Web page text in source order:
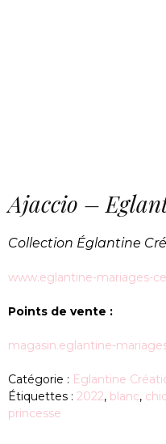
Ajaccio –
Collection Églantine
www.eglantine-mariages-
Points de vente :
magasin.eglantine-
Catégorie : Eglantine
Étiquettes : 2022, blanc, chic
princesse